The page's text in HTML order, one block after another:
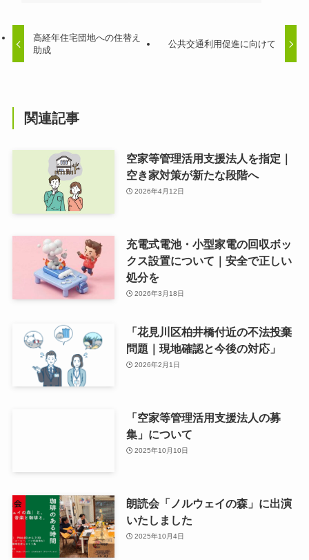
高経年住宅団地への住替え
助成
公共交通利用促進に向けて
関連記事
空家等管理活用支援法人を指定｜
空き家対策が新たな段階へ
2026年4月12日
充電式電池・小型家電の回収ボッ
クス設置について｜安全で正しい
処分を
2026年3月18日
「花見川区柏井橋付近の不法投棄
問題｜現地確認と今後の対応」
2026年2月1日
「空家等管理活用支援法人の募
集」について
2025年10月10日
朗読会「ノルウェイの森」に出演
いたしました
2025年10月4日